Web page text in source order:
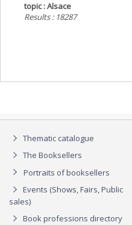
topic : Alsace
Results : 18287
Thematic catalogue
The Booksellers
Portraits of booksellers
Events (Shows, Fairs, Public
sales)
Book professions directory